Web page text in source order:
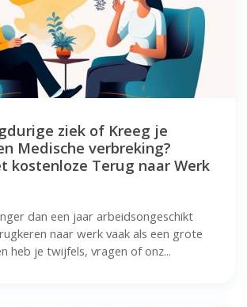
ziek of Kreeg je
Medische verbreking?
kostenloze Terug naar Werk
dan een jaar arbeidsongeschikt
naar werk vaak als een grote
heb je twijfels, vragen of onz...